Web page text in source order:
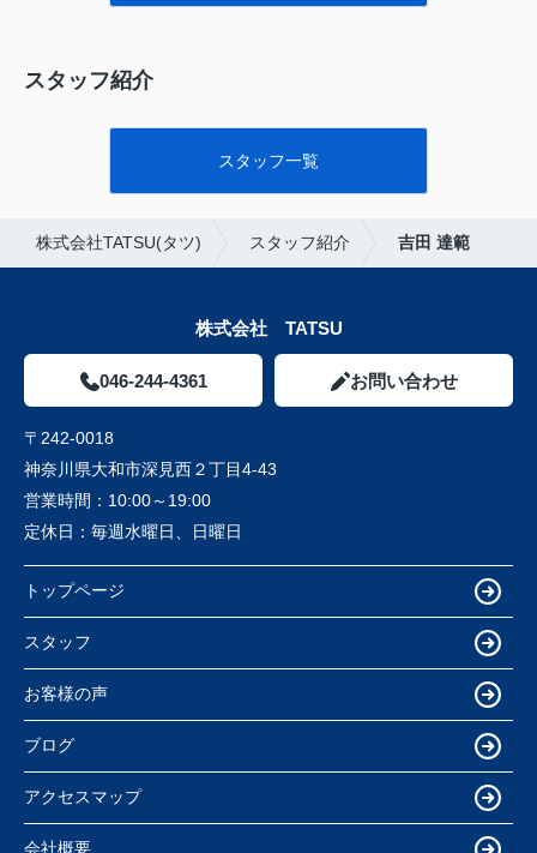
スタッフ紹介
スタッフ一覧
株式会社TATSU(タツ) スタッフ紹介 吉田 達範
株式会社 TATSU
046-244-4361 お問い合わせ
〒242-0018
神奈川県大和市深見西２丁目4-43
営業時間： 10:00～19:00
定休日： 毎週水曜日、日曜日
トップページ
スタッフ
お客様の声
ブログ
アクセスマップ
会社概要